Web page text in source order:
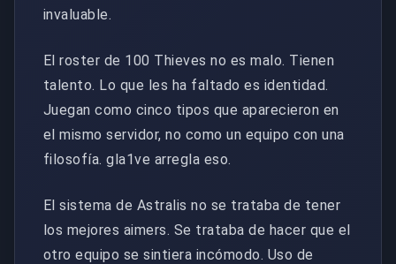
invaluable.
El roster de 100 Thieves no es malo. Tienen
talento. Lo que les ha faltado es identidad.
Juegan como cinco tipos que aparecieron en
el mismo servidor, no como un equipo con una
filosofía. gla1ve arregla eso.
El sistema de Astralis no se trataba de tener
los mejores aimers. Se trataba de hacer que el
otro equipo se sintiera incómodo. Uso de